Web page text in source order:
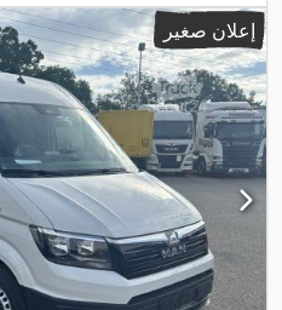
المقاعد:3, حجم مساحة التحميل:14 م³
عرض مساحة التحميل:1.770 مم إعلان صغير